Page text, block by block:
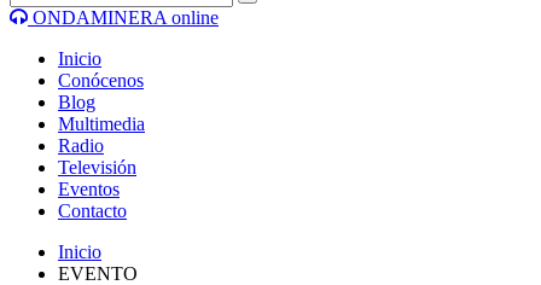
ONDAMINERA online
Inicio
Conócenos
Blog
Multimedia
Radio
Televisión
Eventos
Contacto
Inicio
EVENTO